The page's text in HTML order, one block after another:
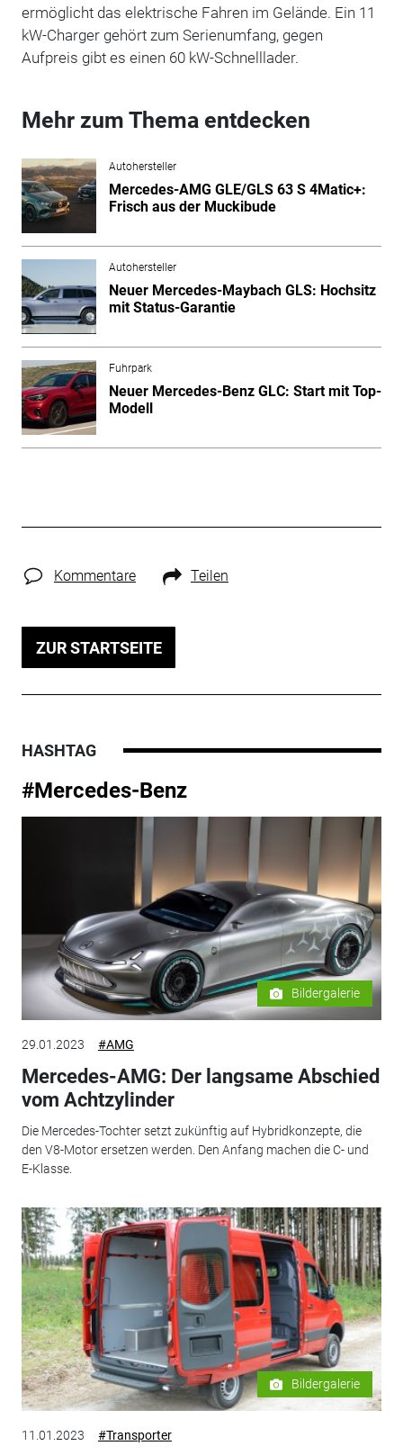
ermöglicht das elektrische Fahren im Gelände. Ein 11
kW-Charger gehört zum Serienumfang, gegen
Aufpreis gibt es einen 60 kW-Schnelllader.
Mehr zum Thema entdecken
Autohersteller
Mercedes-AMG GLE/GLS 63 S 4Matic+:
Frisch aus der Muckibude
Autohersteller
Neuer Mercedes-Maybach GLS: Hochsitz
mit Status-Garantie
Fuhrpark
Neuer Mercedes-Benz GLC: Start mit Top-
Modell
Kommentare Teilen
ZUR STARTSEITE
HASHTAG
#Mercedes-Benz
Bildergalerie
29.01.2023 #AMG
Mercedes-AMG: Der langsame Abschied
vom Achtzylinder
Die Mercedes-Tochter setzt zukünftig auf Hybridkonzepte, die
den V8-Motor ersetzen werden. Den Anfang machen die C- und
E-Klasse.
Bildergalerie
11.01.2023 #Transporter